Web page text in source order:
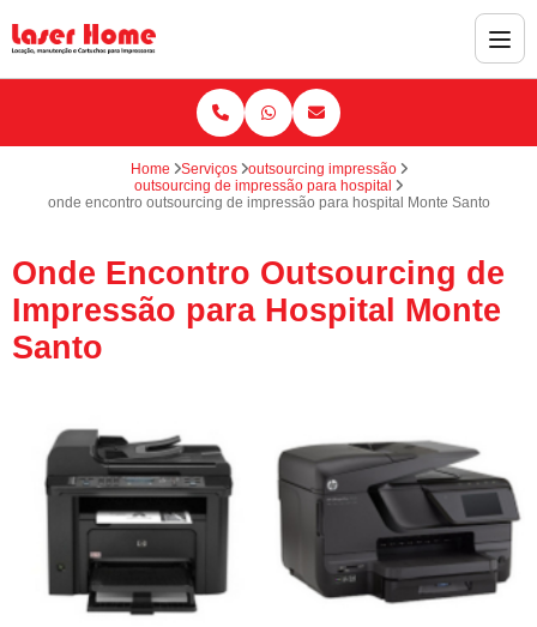
Home Serviços
outsourcing impressão
outsourcing de impressão para hospital
onde encontro outsourcing de impressão para hospital Monte Santo
Onde Encontro Outsourcing de
Impressão para Hospital Monte
Santo